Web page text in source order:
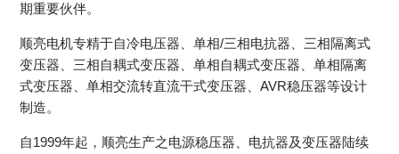
期重要伙伴。
顺亮电机专精于自冷电压器、单相/三相电抗器、三相隔离式
变压器、三相自耦式变压器、单相自耦式变压器、单相隔离
式变压器、单相交流转直流干式变压器、AVR稳压器等设计
制造。
自1999年起，顺亮生产之电源稳压器、电抗器及变压器陆续